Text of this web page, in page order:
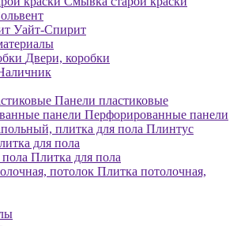
Уайт-Спирит
Двери, коробки
Панели пластиковые
Перфорированные панели
Плинтус
для пола
Плитка для пола
Плитка потолочная,